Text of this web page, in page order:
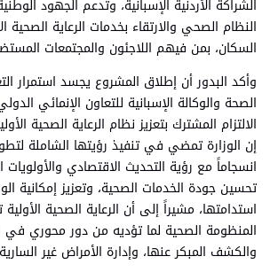
الشراكة الأردنية الإسبانية، وتدعم الجهود
النظام الصحي والارتقاء بخدمات الرعاية الصحية
السكان، بمن فيهم اللاجئون والمجتمعات
وأكد البدور أن إطلاق المشروع يجسد استمرار
الالتزام المشترك بتعزيز نظام الرعاية الصحية
إن الوزارة تمضي في تنفيذ رؤيتها الشاملة
انسجاماً مع رؤية التحديث الاقتصادي
تحسين جودة الخدمات الصحية، وتعزيز إمكانية
استدامتها، مشيراً إلى أن الرعاية الصحية
المنظومة الصحية لما تؤديه من دور محوري في
والكشف المبكر عنها، وإدارة الأمراض غير